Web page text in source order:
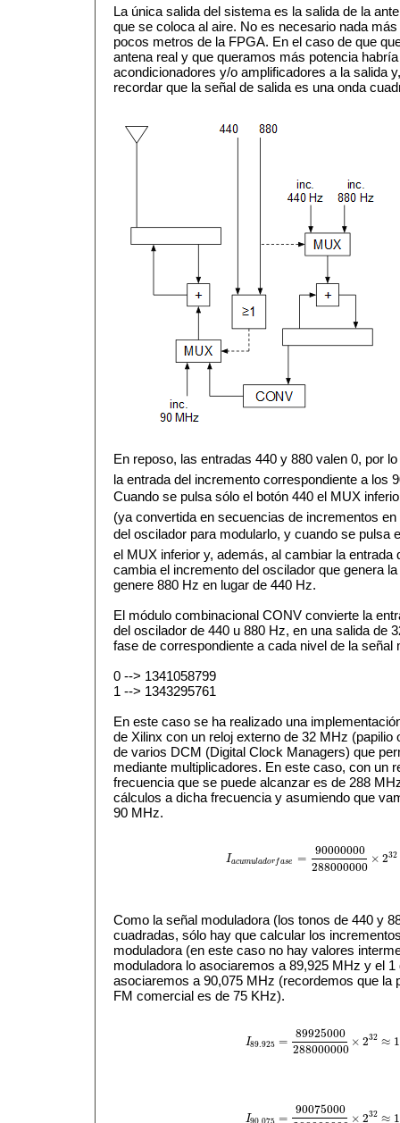
La única salida del sistema es la salida de la
que se coloca al aire. No es necesario nada
pocos metros de la FPGA. En el caso de que
antena real y que queramos más potencia
acondicionadores y/o amplificadores a la salida
recordar que la señal de salida es una onda
En reposo, las entradas 440 y 880 valen 0,
la entrada del incremento correspondiente a los
Cuando se pulsa sólo el botón 440 el MUX
(ya convertida en secuencias de incrementos
del oscilador para modularlo, y cuando se pulsa
el MUX inferior y, además, al cambiar la entrada
cambia el incremento del oscilador que genera
genere 880 Hz en lugar de 440 Hz.
El módulo combinacional CONV convierte la
del oscilador de 440 u 880 Hz, en una salida de
fase de correspondiente a cada nivel de la señal
0 --> 1341058799
1 --> 1343295761
En este caso se ha realizado una
de Xilinx con un reloj externo de 32 MHz (papilio
de varios DCM (Digital Clock Managers) que
mediante multiplicadores. En este caso, con un
frecuencia que se puede alcanzar es de 288
cálculos a dicha frecuencia y asumiendo que
90 MHz.
Iacumulador fase =
90000000
288000000
× 232
Iacumuladorfas e=90000000288000000×
Como la señal moduladora (los tonos de 440 y
cuadradas, sólo hay que calcular los
moduladora (en este caso no hay valores
moduladora lo asociaremos a 89,925 MHz y el
asociaremos a 90,075 MHz (recordemos que la
FM comercial es de 75 KHz).
I89.925 =
89925000
288000000
× 232 ≈
I89.925 =89925000288000000× 232
I90.075 =
90075000
× 232 ≈
I90.075 =90075000288000000× 232